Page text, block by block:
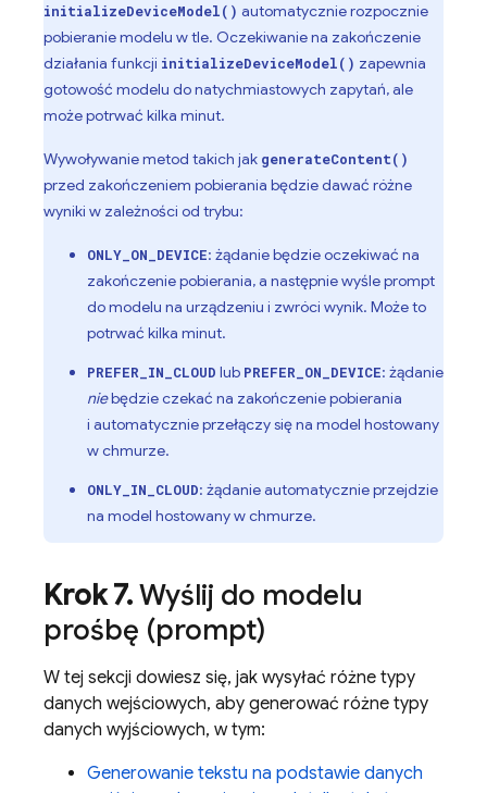
initializeDeviceModel() automatycznie rozpocznie
pobieranie modelu w tle. Oczekiwanie na zakończenie
działania funkcji initializeDeviceModel() zapewnia
gotowość modelu do natychmiastowych zapytań, ale
może potrwać kilka minut.
Wywoływanie metod takich jak generateContent()
przed zakończeniem pobierania będzie dawać różne
wyniki w zależności od trybu:
ONLY_ON_DEVICE: żądanie będzie oczekiwać na
zakończenie pobierania, a następnie wyśle prompt
do modelu na urządzeniu i zwróci wynik. Może to
potrwać kilka minut.
PREFER_IN_CLOUD lub PREFER_ON_DEVICE: żądanie
niebędzie czekać na zakończenie pobierania
i automatycznie przełączy się na model hostowany
w chmurze.
ONLY_IN_CLOUD: żądanie automatycznie przejdzie
na model hostowany w chmurze.
Krok 7.Wyślij do modelu
prośbę (prompt)
W tej sekcji dowiesz się, jak wysyłać różne typy
danych wejściowych, aby generować różne typy
danych wyjściowych, w tym:
Generowanie tekstu na podstawie danych